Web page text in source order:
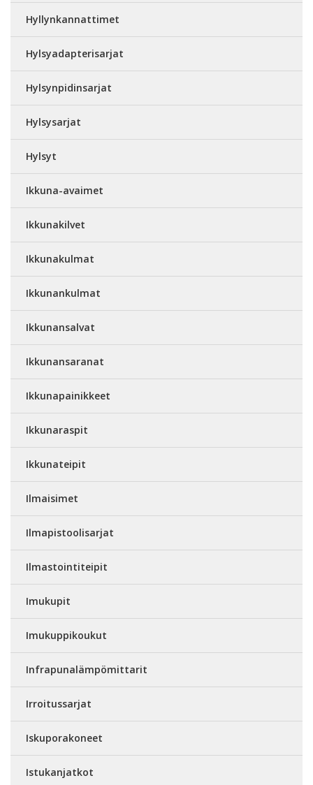
Hyllynkannattimet
Hylsyadapterisarjat
Hylsynpidinsarjat
Hylsysarjat
Hylsyt
Ikkuna-avaimet
Ikkunakilvet
Ikkunakulmat
Ikkunankulmat
Ikkunansalvat
Ikkunansaranat
Ikkunapainikkeet
Ikkunaraspit
Ikkunateipit
Ilmaisimet
Ilmapistoolisarjat
Ilmastointiteipit
Imukupit
Imukuppikoukut
Infrapunalämpömittarit
Irroitussarjat
Iskuporakoneet
Istukanjatkot